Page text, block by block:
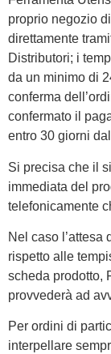
proprio negozio
direttamente
Distributori; i
da un minimo di
conferma
confermato il
entro 30 giorni
Si precisa che il
immediata del
telefonicamente
Nel caso l’attesa
rispetto alle
scheda prodotto,
provvederà ad
Per ordini di
interpellare